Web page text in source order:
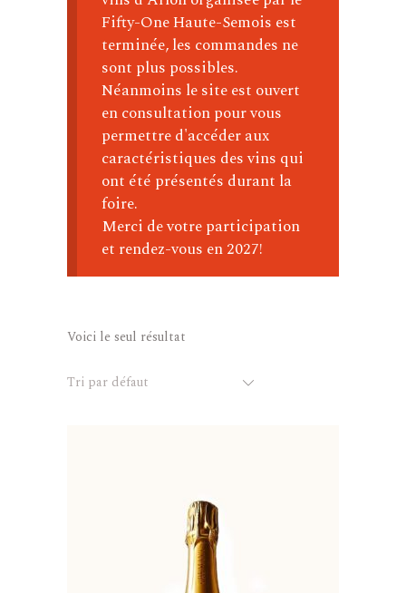
Fifty-One Haute-Semois est
terminée, les commandes ne
sont plus possibles.
Néanmoins le site est ouvert
en consultation pour vous
permettre d'accéder aux
caractéristiques des vins qui
ont été présentés durant la
foire.
Merci de votre participation
et rendez-vous en 2027!
Voici le seul résultat
Tri par défaut